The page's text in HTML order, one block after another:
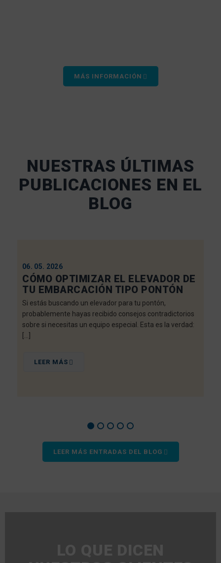
MÁS INFORMACIÓN
NUESTRAS ÚLTIMAS
PUBLICACIONES EN EL
BLOG
06. 05. 2026
CÓMO OPTIMIZAR EL ELEVADOR DE
TU EMBARCACIÓN TIPO PONTÓN
Si estás buscando un elevador para tu pontón,
probablemente hayas recibido consejos contradictorios
sobre si necesitas un equipo especial. Esta es la verdad:
[…]
LEER MÁS
LEER MÁS ENTRADAS DEL BLOG